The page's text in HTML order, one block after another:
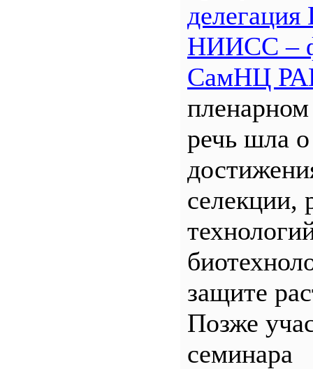
НИИСС –
СамНЦ
пленарном
речь шла
селекции,
защите
Позже
семинара